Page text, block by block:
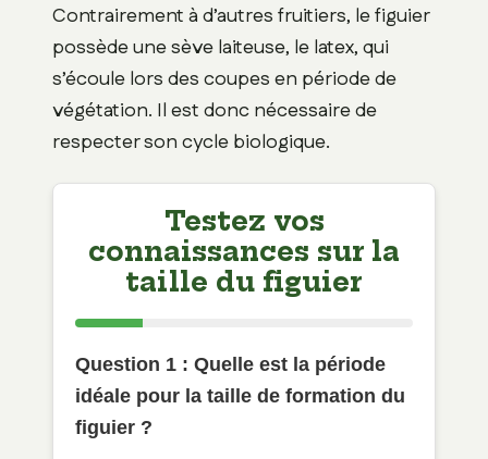
Contrairement à d’autres fruitiers, le figuier
possède une sève laiteuse, le latex, qui
s’écoule lors des coupes en période de
végétation. Il est donc nécessaire de
respecter son cycle biologique.
Testez vos
connaissances sur la
taille du figuier
Question 1 : Quelle est la période
idéale pour la taille de formation du
figuier ?